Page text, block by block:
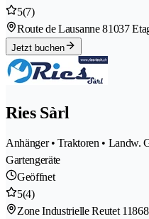
5(7)
Route de Lausanne 81037
Jetzt buchen
Ries Sàrl
Anhänger • Traktoren • Landw.
Gartengeräte
Geöffnet
5(4)
Zone Industrielle Reutet 1